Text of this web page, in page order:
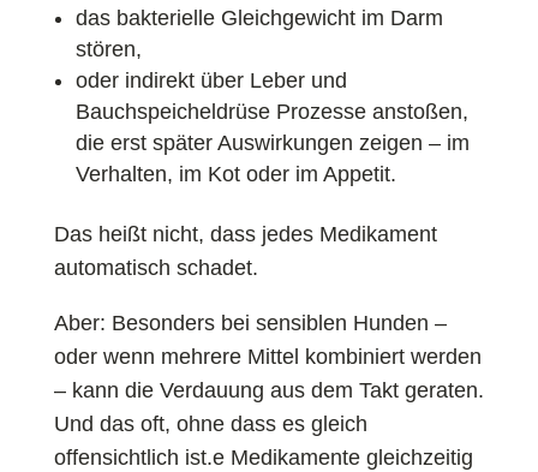
das bakterielle Gleichgewicht im Darm
stören,
oder indirekt über Leber und
Bauchspeicheldrüse Prozesse anstoßen,
die erst später Auswirkungen zeigen – im
Verhalten, im Kot oder im Appetit.
Das heißt nicht, dass jedes Medikament
automatisch schadet.
Aber: Besonders bei sensiblen Hunden –
oder wenn mehrere Mittel kombiniert werden
– kann die Verdauung aus dem Takt geraten.
Und das oft, ohne dass es gleich
offensichtlich ist.e Medikamente gleichzeitig